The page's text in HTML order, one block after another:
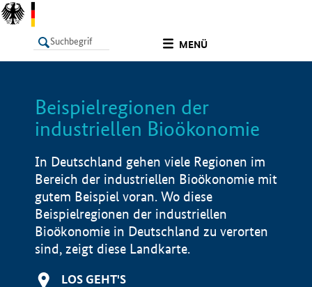
MENÜ
LISTE
Beispielregionen der
industriellen Bioökonomie
In Deutschland gehen viele Regionen im
Bereich der industriellen Bioökonomie mit
gutem Beispiel voran. Wo diese
Beispielregionen der industriellen
Bioökonomie in Deutschland zu verorten
sind, zeigt diese Landkarte.
LOS GEHT'S